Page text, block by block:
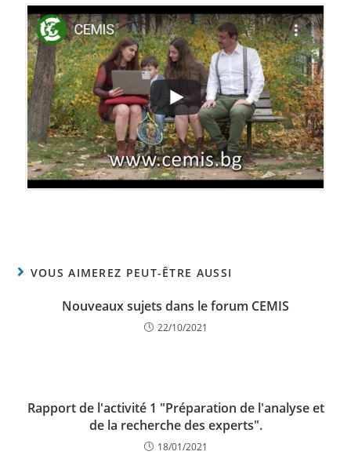
VOUS AIMEREZ PEUT-ÊTRE AUSSI
Nouveaux sujets dans le forum CEMIS
22/10/2021
Rapport de l'activité 1 "Préparation de l'analyse et
de la recherche des experts".
18/01/2021